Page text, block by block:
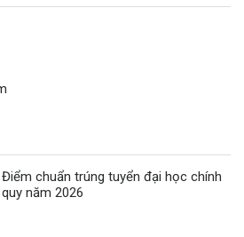
Điểm chuẩn trúng tuyển đại học chính
quy năm 2026